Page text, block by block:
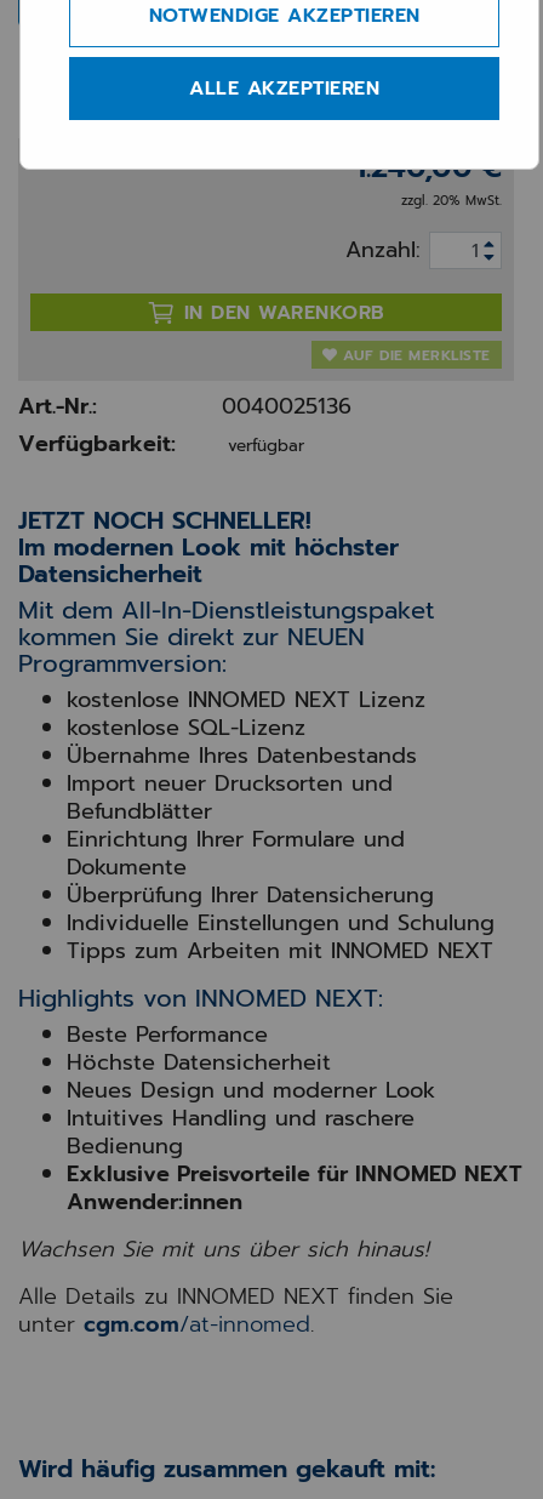
INNOMED NEXT Upgrade
1.240,00 €
zzgl. 20% MwSt.
Anzahl:
IN DEN WARENKORB
AUF DIE MERKLISTE
Art.-Nr.:
0040025136
Verfügbarkeit:
verfügbar
JETZT NOCH SCHNELLER!
Im modernen Look mit höchster
Datensicherheit
Mit dem All-In-Dienstleistungspaket
kommen Sie direkt zur NEUEN
Programmversion:
kostenlose INNOMED NEXT Lizenz
kostenlose SQL-Lizenz
Übernahme Ihres Datenbestands
Import neuer Drucksorten und
Befundblätter
Einrichtung Ihrer Formulare und
Dokumente
Überprüfung Ihrer Datensicherung
Individuelle Einstellungen und Schulung
Tipps zum Arbeiten mit INNOMED NEXT
Highlights von INNOMED NEXT:
Beste Performance
Höchste Datensicherheit
Neues Design und moderner Look
Intuitives Handling und raschere
Bedienung
Exklusive Preisvorteile für INNOMED NEXT
Anwender:innen
Wachsen Sie mit uns über sich hinaus!
Alle Details zu INNOMED NEXT finden Sie
untercgm.com/at-innomed.
Wird häufig zusammen gekauft mit:
NOTWENDIGE AKZEPTIEREN
ALLE AKZEPTIEREN